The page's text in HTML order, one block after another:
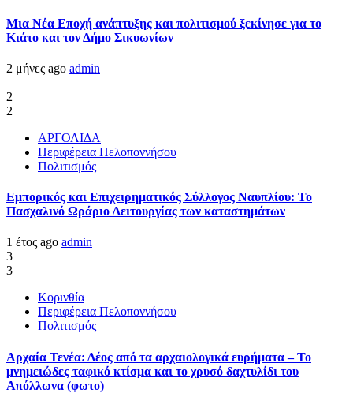
Μια Νέα Εποχή ανάπτυξης και πολιτισμού ξεκίνησε για το
Κιάτο και τον Δήμο Σικυωνίων
2 μήνες ago admin
2
2
ΑΡΓΟΛΙΔΑ
Περιφέρεια Πελοποννήσου
Πολιτισμός
Εμπορικός και Επιχειρηματικός Σύλλογος Ναυπλίου: Το
Πασχαλινό Ωράριο Λειτουργίας των καταστημάτων
1 έτος ago admin
3
3
Κορινθία
Περιφέρεια Πελοποννήσου
Πολιτισμός
Αρχαία Τενέα: Δέος από τα αρχαιολογικά ευρήματα – Το
μνημειώδες ταφικό κτίσμα και το χρυσό δαχτυλίδι του
Απόλλωνα (φωτο)